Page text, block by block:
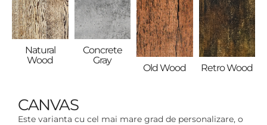
Natural
Wood
Concrete
Gray
Old Wood Retro Wood
CANVAS
Este varianta cu cel mai mare grad de personalizare, o